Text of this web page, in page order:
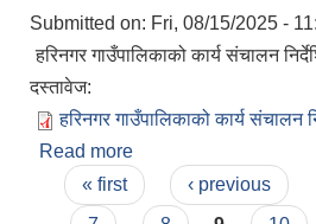
Submitted on: Fri, 08/15/2025 -
हरिनगर गाउँपालिकाको कार्य संचालन
दस्तावेज:
हरिनगर गाउँपालिकाको कार्य संचालन
Read more
२०८२
Pages
« first ‹ previous